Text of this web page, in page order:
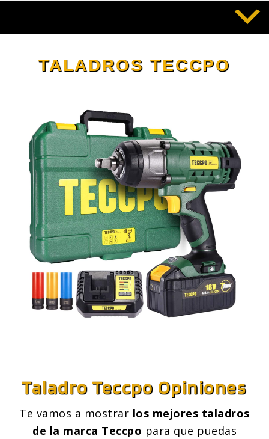
TALADROS TECCPO
Taladro Teccpo Opiniones
Te vamos a mostrar los mejores taladros
de la marca Teccpo para que puedas